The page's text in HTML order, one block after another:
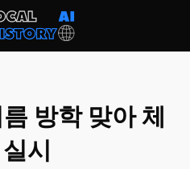
방학 맞아 체
시